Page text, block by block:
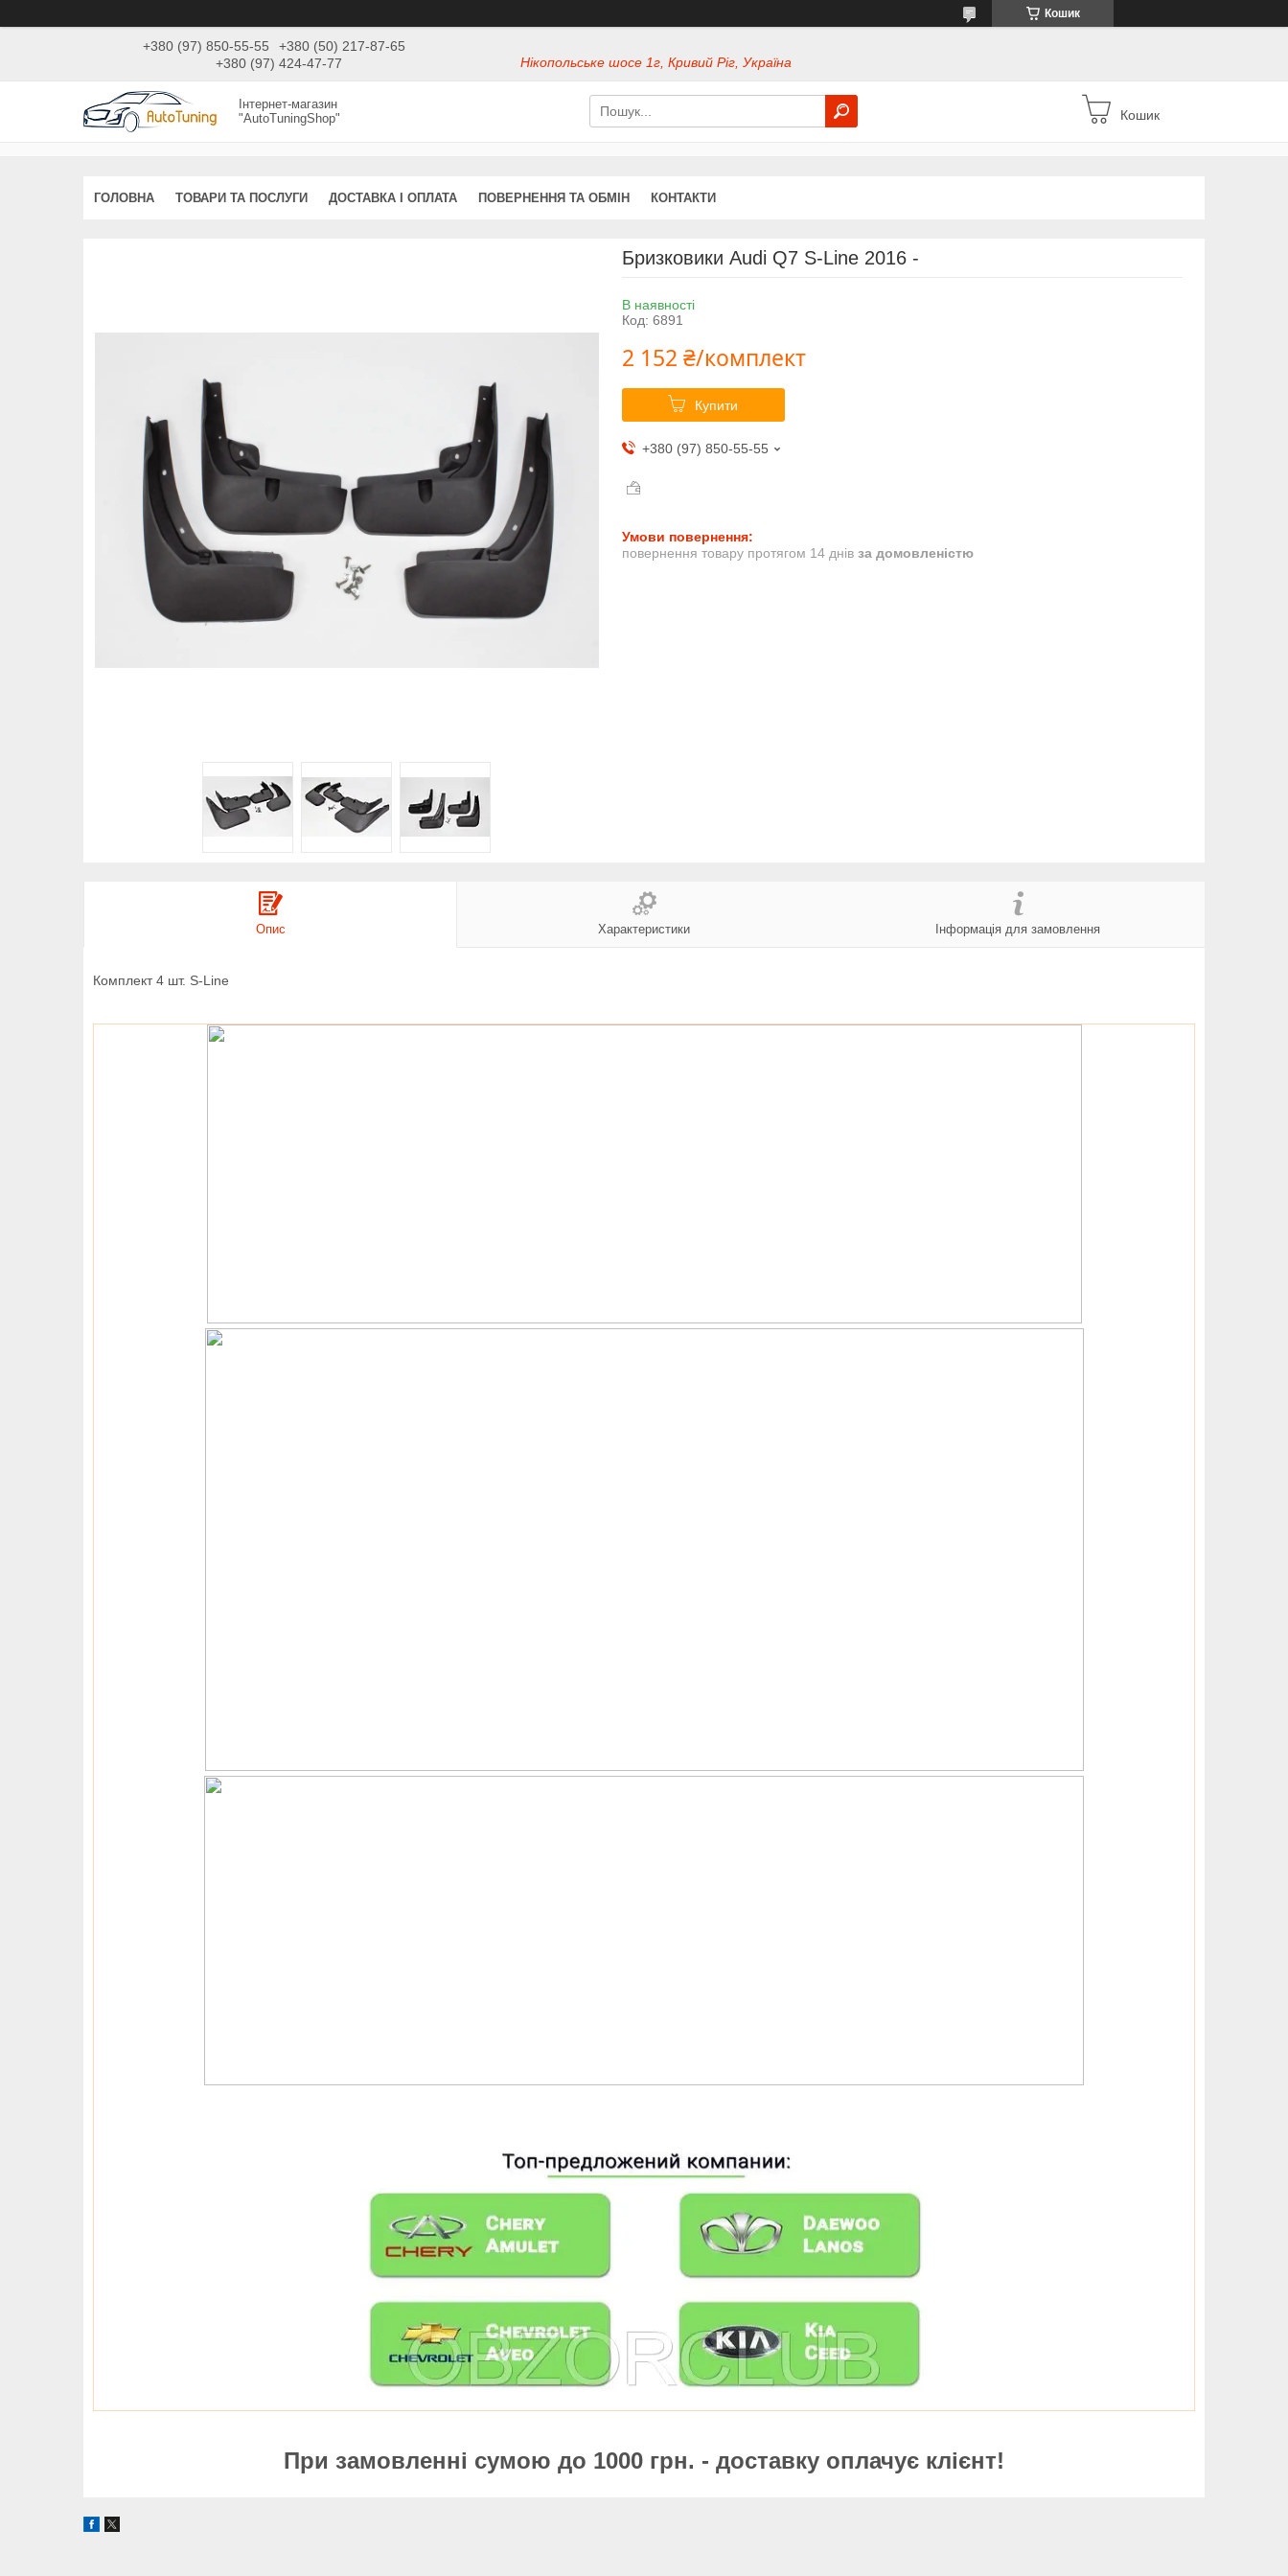
Кошик
+380 (97) 850-55-55
+380 (50) 217-87-65
+380 (97) 424-47-77
Нікопольське шосе 1г, Кривий Ріг, Україна
Інтернет-магазин
"AutoTuningShop"
Кошик
ГОЛОВНА ТОВАРИ ТА ПОСЛУГИ ДОСТАВКА І ОПЛАТА ПОВЕРНЕННЯ ТА ОБМІН КОНТАКТИ
Бризковики Audi Q7 S-Line 2016 -
В наявності
Код: 6891
2 152 ₴/комплект
Купити
+380 (97) 850-55-55
повернення товару протягом 14 днів за домовленістю
Опис Характеристики Інформація для замовлення
Комплект 4 шт. S-Line
При замовленні сумою до 1000 грн. - доставку оплачує клієнт!